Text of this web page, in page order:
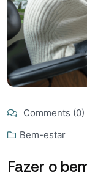
Comments (0)
Bem-estar
Fazer o